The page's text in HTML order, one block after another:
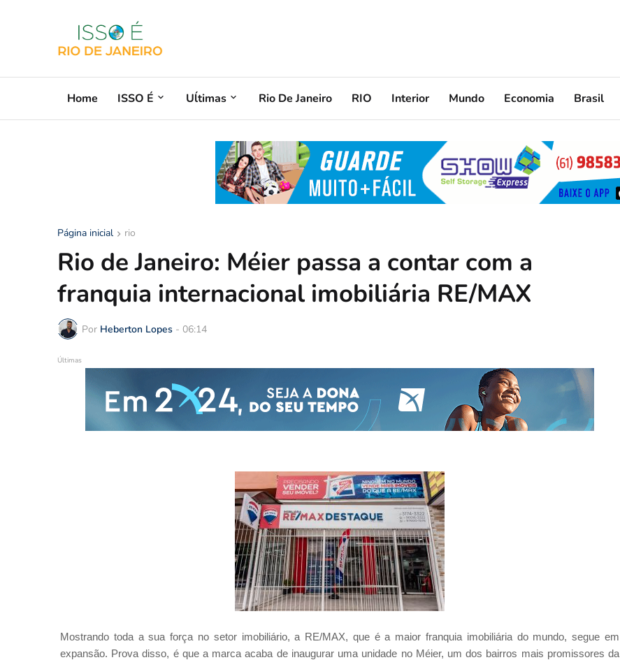
Home ISSO É Uĺtimas Rio De Janeiro RIO Interior Mundo Economia Brasil
Página inicial rio
Rio de Janeiro: Méier passa a contar com a
franquia internacional imobiliária RE/MAX
Por Heberton Lopes - 06:14
Últimas
Mostrando toda a sua força no setor imobiliário, a RE/MAX, que é a maior franquia imobiliária do mundo, segue em
expansão. Prova disso, é que a marca acaba de inaugurar uma unidade no Méier, um dos bairros mais promissores da